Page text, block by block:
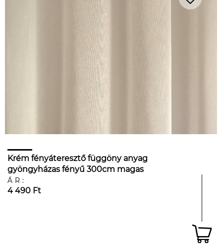
Krém fényáteresztő függöny anyag
gyöngyházas fényű 300cm magas
ÁR:
4 490 Ft